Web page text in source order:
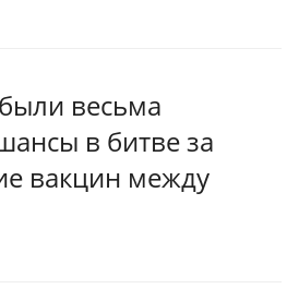
весьма
в битве за
вакцин между